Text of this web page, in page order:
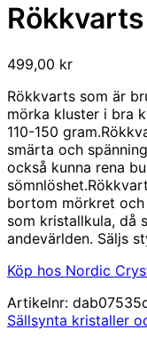
499,00 kr
Rökkvarts som är
mörka kluster i bra
110-150
smärta och
också kunna rena
bortom mörkret
som kristallkula, då
andevärlden. Säljs
Köp hos Nordic
Artikelnr:
Sällsynta kristaller